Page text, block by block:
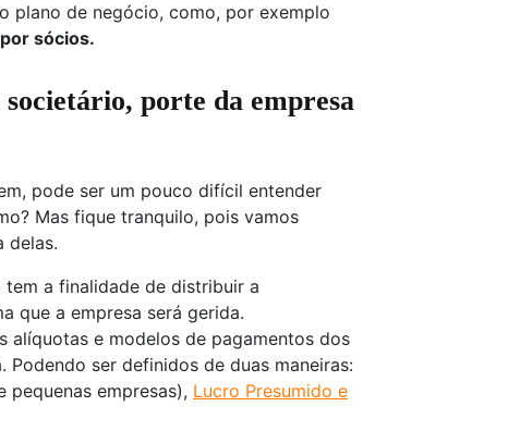
plano de negócio, como, por exemplo
sócios.
porte da empresa
pode ser um pouco difícil entender
Mas fique tranquilo, pois vamos
delas.
tem a finalidade de distribuir a
que a empresa será gerida.
alíquotas e modelos de pagamentos dos
ser definidos de duas maneiras:
pequenas empresas), Lucro Presumido e